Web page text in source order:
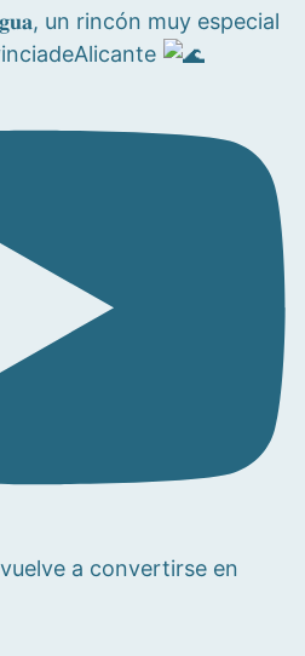
un rincón muy especial
a convertirse en